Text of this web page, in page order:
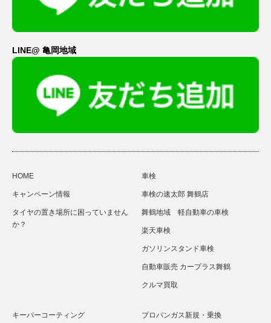
LINE@ 亀岡地域
HOME
キャンペーン情報
タイヤの置き場所に困っていません
か？
車検
車検の速太郎 舞鶴店
舞鶴地域 軽自動車の車検
楽天車検
ガソリンスタンド車検
自動車販売 カープラス舞鶴
クルマ買取
キーパーコーティング プロパンガス新規・乗換